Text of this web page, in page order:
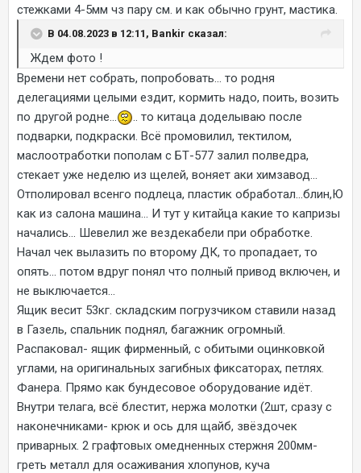
стежками 4-5мм чз пару см. и как обычно грунт, мастика.
В 04.08.2023 в 12:11, Bankir сказал:
Ждем фото !
Времени нет собрать, попробовать... то родня
делегациями целыми ездит, кормить надо, поить, возить
по другой родне...
.. то китаца доделываю после
подварки, подкраски. Всё промовилил, тектилом,
маслоотработки пополам с БТ-577 залил полведра,
стекает уже неделю из щелей, воняет аки химзавод...
Отполировал всенго подлеца, пластик обработал...блин,Ю
как из салона машина... И тут у китайца какие то капризы
начались... Шевелил же вездекабели при обработке.
Начал чек вылазить по второму ДК, то пропадает, то
опять... потом вдруг понял что полный привод включен, и
не выключается...
Ящик весит 53кг. складским погрузчиком ставили назад
в Газель, спальник поднял, багажник огромный.
Распаковал- ящик фирменный, с обитыми оцинковкой
углами, на оригинальных загибных фиксаторах, петлях.
Фанера. Прямо как бундесовое оборудование идёт.
Внутри телага, всё блестит, нержа молотки (2шт, сразу с
наконечниками- крюк и ось для щайб, звёздочек
приварных. 2 графтовых омедненных стержня 200мм-
греть металл для осаживания хлопунов, куча